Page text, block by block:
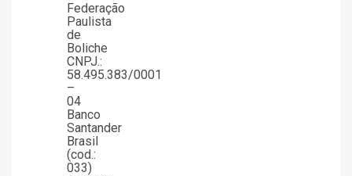
Federação
Paulista
de
Boliche
CNPJ.:
58.495.383/0001
–
04
Banco
Santander
Brasil
(cod.:
033)